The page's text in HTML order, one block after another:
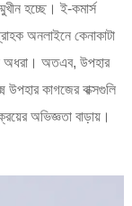
হচ্ছে। ই-কমার্স
অনলাইনে কেনাকাটা
অধরা। অতএব, উপহার
উপহার কাগজের বাক্সগুলি
অভিজ্ঞতা বাড়ায়।